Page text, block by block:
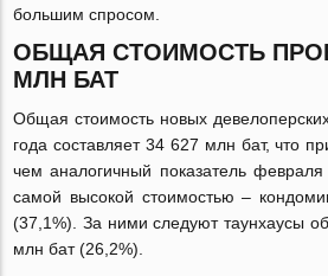
большим спросом.
ОБЩАЯ СТОИМОСТЬ
МЛН БАТ
Общая стоимость новых
года составляет 34 627 млн бат, что
чем аналогичный показатель
самой высокой стоимостью –
(37,1%). За ними следуют таунхаусы
млн бат (26,2%).